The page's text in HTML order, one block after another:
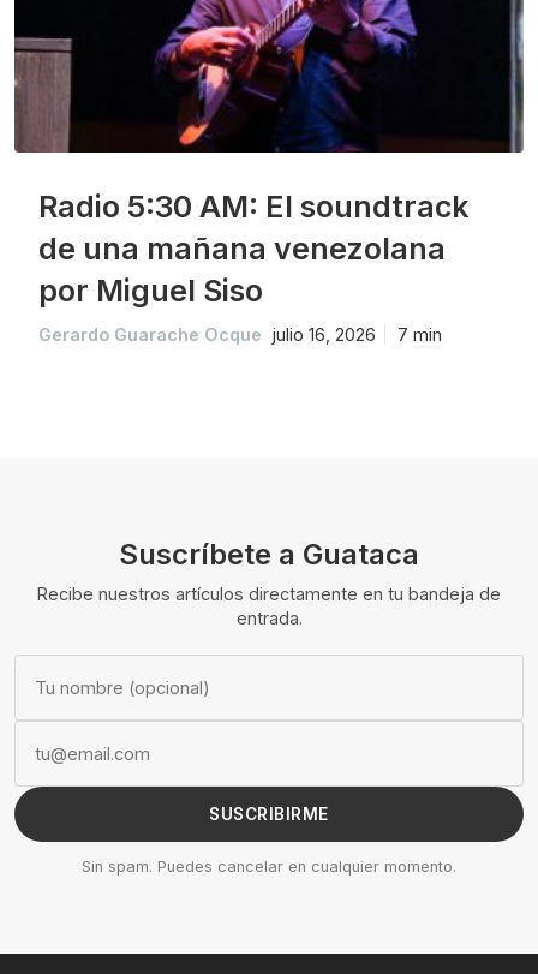
Radio 5:30 AM: El soundtrack
de una mañana venezolana
por Miguel Siso
Gerardo Guarache Ocque julio 16, 2026 7 min
Suscríbete a Guataca
Recibe nuestros artículos directamente en tu bandeja de
entrada.
SUSCRIBIRME
Sin spam. Puedes cancelar en cualquier momento.